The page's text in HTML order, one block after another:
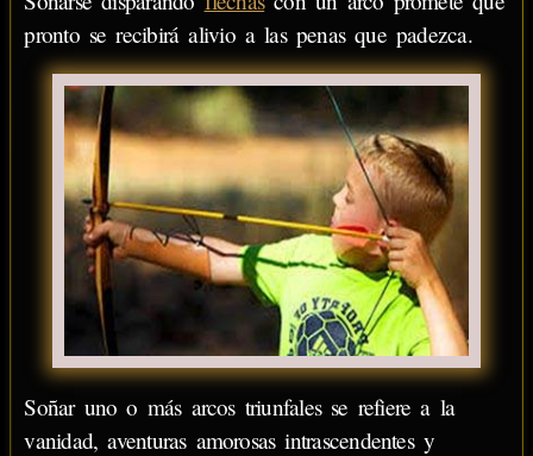
pronto se recibirá alivio a las penas que padezca.
Soñar uno o más arcos triunfales se refiere a la
vanidad, aventuras amorosas intrascendentes y